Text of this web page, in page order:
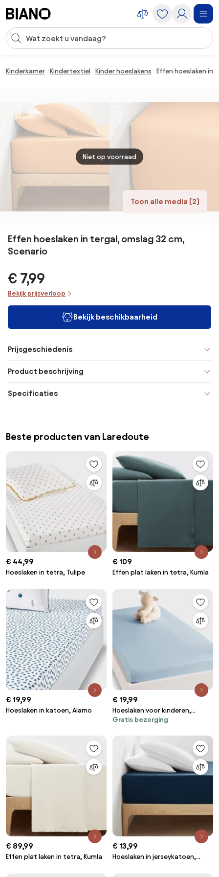
Zoekopdracht invoeren
Kinderkamer Kindertextiel Kinder hoeslakens Effen hoeslaken in
Toon alle media (2)
Niet op voorraad
Effen hoeslaken in tergal, omslag 32 cm,
Scenario
€ 7,99
Bekijk prijsverloop
Bekijk beschikbaarheid
Prijsgeschiedenis
Product beschrijving
Specificaties
Beste producten van Laredoute
€ 44,99
Hoeslaken in tetra, Tulipe
€ 109
Effen plat laken in tetra, Kumla
€ 19,99
Hoeslaken in katoen, Alamo
€ 19,99
Hoeslaken voor kinderen,
katoen, omslag 25 cm, MACHA
Gratis bezorging
€ 89,99
Effen plat laken in tetra, Kumla
€ 13,99
Hoeslaken in jerseykatoen,